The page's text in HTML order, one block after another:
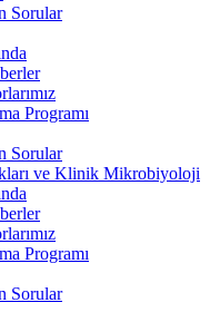
Sorular
Programı
Sorular
ve Klinik Mikrobiyoloji
Programı
Sorular